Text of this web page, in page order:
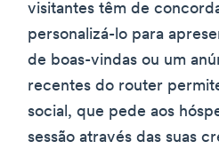
visitantes têm de
personalizá-lo para
de boas-vindas ou um
recentes do router
social, que pede aos
sessão através das suas